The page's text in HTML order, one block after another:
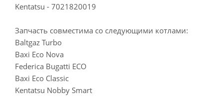
Kentatsu - 7021820019
Запчасть совместима со следующими котлами:
Baltgaz Turbo
Baxi Eco Nova
Federica Bugatti ECO
Baxi Eco Classic
Kentatsu Nobby Smart